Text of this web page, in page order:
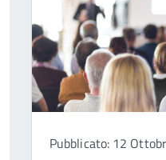
Pubblicato: 12